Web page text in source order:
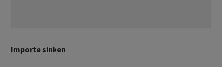
Importe sinken